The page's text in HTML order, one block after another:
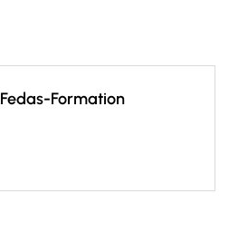
Fedas-Formation